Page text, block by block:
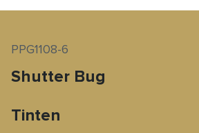
PPG1108-6
Shutter Bug
Tinten